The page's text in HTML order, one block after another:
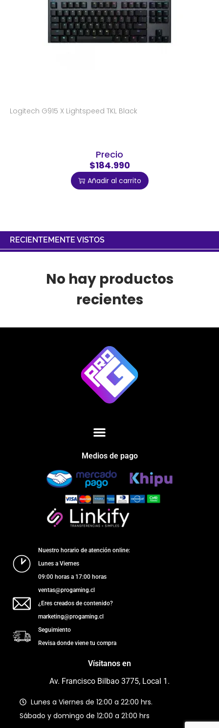
Logitech G915 X Lightspeed TKL Black
Precio
$184.990
Añadir al carrito
RECIENTEMENTE VISTOS
No hay productos
recientes
Medios de pago
Nuestro horario de atención online:
Lunes a Viernes
09:00 horas a 17:00 horas
ventas@progaming.cl
¿Eres creados de contenido?
marketing@progaming.cl
Seguimiento
Revisa donde viene tu compra
Vísitanos en
Av. Francisco Bilbao 3775, Local 1.
Lunes a Viernes de 12:00 a 22:00 hrs.
Sábado y domingo de 12:00 a 21:00 hrs